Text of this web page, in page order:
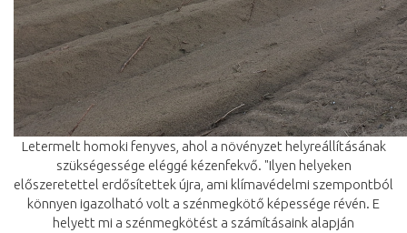
Letermelt homoki fenyves, ahol a növényzet helyreállításának
szükségessége eléggé kézenfekvő. "Ilyen helyeken
előszeretettel erdősítettek újra, ami klímavédelmi szempontból
könnyen igazolható volt a szénmegkötő képessége révén. E
helyett mi a szénmegkötést a számításaink alapján